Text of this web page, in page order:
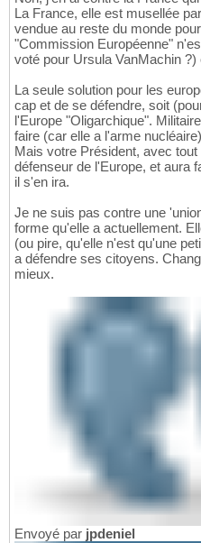
La France, elle est musellée
vendue au reste du monde
"Commission Européenne"
voté pour Ursula VanMachin
La seule solution pour les
cap et de se défendre, soit
l'Europe "Oligarchique".
faire (car elle a l'arme
Mais votre Président, avec
défenseur de l'Europe, et aura
il s'en ira.
Je ne suis pas contre une
forme qu'elle a actuellement.
(ou pire, qu'elle n'est qu'une
a défendre ses citoyens.
mieux.
Envoyé par jpdeniel